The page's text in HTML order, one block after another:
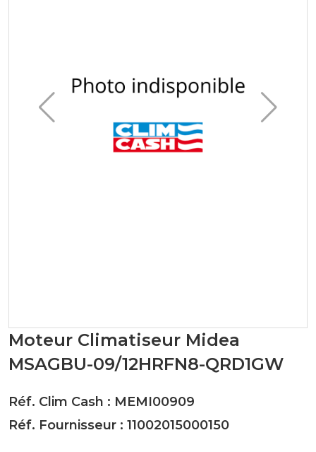
Moteur Climatiseur Midea
MSAGBU-09/12HRFN8-QRD1GW
Réf. Clim Cash : MEMI00909
Réf. Fournisseur : 11002015000150